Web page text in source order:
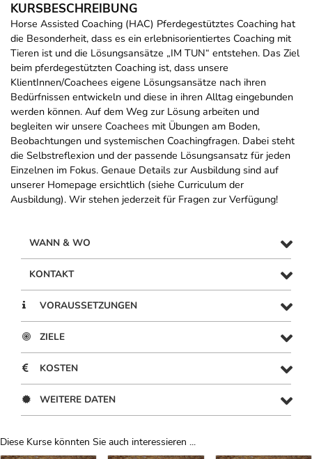
KURSBESCHREIBUNG
Horse Assisted Coaching (HAC) Pferdegestütztes Coaching hat
die Besonderheit, dass es ein erlebnisorientiertes Coaching mit
Tieren ist und die Lösungsansätze „IM TUN“ entstehen. Das Ziel
beim pferdegestützten Coaching ist, dass unsere
KlientInnen/Coachees eigene Lösungsansätze nach ihren
Bedürfnissen entwickeln und diese in ihren Alltag eingebunden
werden können. Auf dem Weg zur Lösung arbeiten und
begleiten wir unsere Coachees mit Übungen am Boden,
Beobachtungen und systemischen Coachingfragen. Dabei steht
die Selbstreflexion und der passende Lösungsansatz für jeden
Einzelnen im Fokus. Genaue Details zur Ausbildung sind auf
unserer Homepage ersichtlich (siehe Curriculum der
Ausbildung). Wir stehen jederzeit für Fragen zur Verfügung!
WANN & WO
KONTAKT
VORAUSSETZUNGEN
ZIELE
KOSTEN
WEITERE DATEN
Diese Kurse könnten Sie auch interessieren ...